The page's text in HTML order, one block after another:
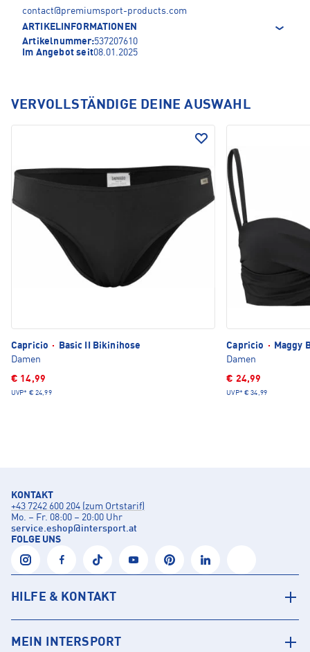
contact@premiumsport-products.com
ARTIKELINFORMATIONEN
Artikelnummer:537207610
Im Angebot seit08.01.2025
VERVOLLSTÄNDIGE DEINE AUSWAHL
Capricio ·
Basic II Bikinihose
Damen
€ 14,99
UVP* € 24,99
Capricio ·
Maggy
Damen
€ 24,99
UVP* € 34,99
KONTAKT
+43 7242 600 204 (zum Ortstarif)
Mo. – Fr. 08:00 – 20:00 Uhr
service.eshop@intersport.at
FOLGE UNS
HILFE & KONTAKT
MEIN INTERSPORT